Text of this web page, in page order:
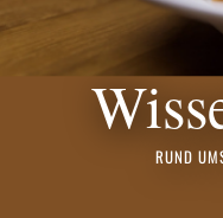
RUND